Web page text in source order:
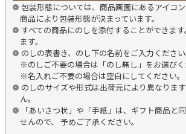
包装形態については、商品画面にあるアイコン
商品により包装形態が決まっています。
すべての商品にのしを添付することができま
ます。
のしの表書き、のし下の名前をご入力ください
※のしご不要の場合は「のし無し」をお選びく
※名入れご不要の場合は空白にしてください。
のしのサイズや形式は出荷元により異なりま
ん。
「あいさつ状」や「手紙」は、ギフト商品と
せんので、 予めご了承ください。